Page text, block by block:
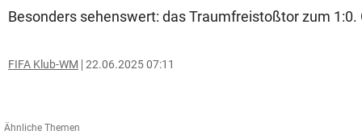
Besonders sehenswert: das Traumfreistoßtor zum 1:0.
FIFA Klub-WM 22.06.2025 07:11
Ähnliche Themen